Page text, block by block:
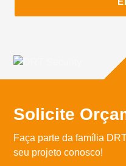
Solicite
Faça parte da família
seu projeto conosco!